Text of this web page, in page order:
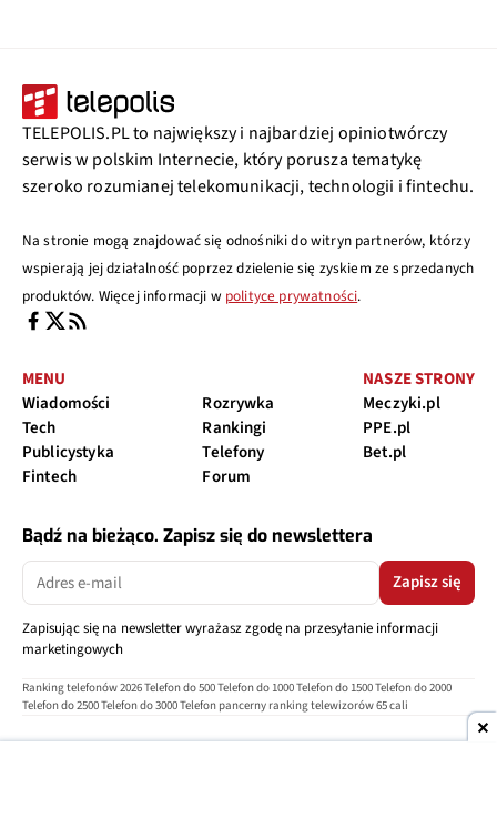
TELEPOLIS.PL to największy i najbardziej opiniotwórczy
serwis w polskim Internecie, który porusza tematykę
szeroko rozumianej telekomunikacji, technologii i fintechu.
Na stronie mogą znajdować się odnośniki do witryn partnerów, którzy
wspierają jej działalność poprzez dzielenie się zyskiem ze sprzedanych
produktów. Więcej informacji w polityce prywatności.
MENU
Wiadomości
Tech
Publicystyka
Fintech
Rozrywka
Rankingi
Telefony
Forum
NASZE STRONY
Meczyki.pl
PPE.pl
Bet.pl
Bądź na bieżąco. Zapisz się do newslettera
Zapisz się
Zapisując się na newsletter wyrażasz zgodę na przesyłanie informacji
marketingowych
Ranking telefonów 2026Telefon do 500Telefon do 1000Telefon do 1500Telefon do 2000
Telefon do 2500Telefon do 3000Telefon pancerny ranking telewizorów 65 cali